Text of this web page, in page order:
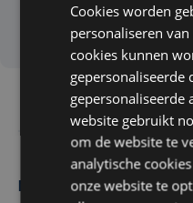
Maak zelf het nieuws
Cookies worden
personaliseren
cookies kunnen
gepersonaliseerde
gepersonaliseerde
website gebruikt
om de website te
analytische
onze website te